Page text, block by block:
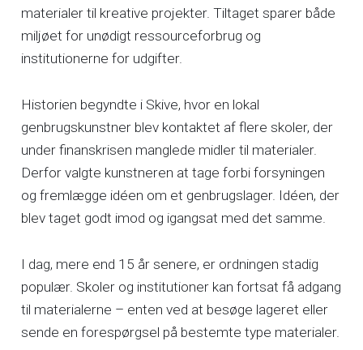
materialer til kreative projekter. Tiltaget sparer både
miljøet for unødigt ressourceforbrug og
institutionerne for udgifter.
Historien begyndte i Skive, hvor en lokal
genbrugskunstner blev kontaktet af flere skoler, der
under finanskrisen manglede midler til materialer.
Derfor valgte kunstneren at tage forbi forsyningen
og fremlægge idéen om et genbrugslager. Idéen, der
blev taget godt imod og igangsat med det samme.
I dag, mere end 15 år senere, er ordningen stadig
populær. Skoler og institutioner kan fortsat få adgang
til materialerne – enten ved at besøge lageret eller
sende en forespørgsel på bestemte type materialer.